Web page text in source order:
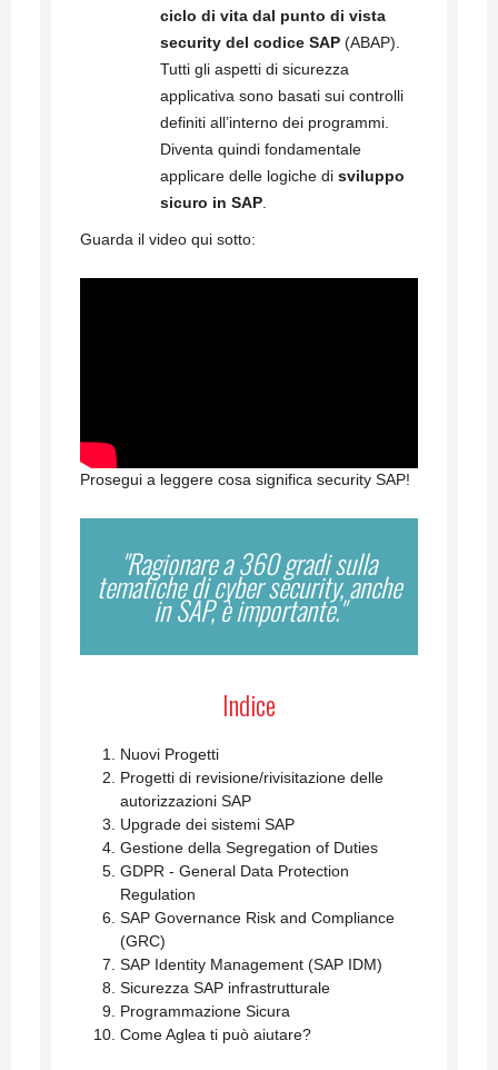
ciclo di vita dal punto di vista
security del codice SAP (ABAP).
Tutti gli aspetti di sicurezza
applicativa sono basati sui controlli
definiti all’interno dei programmi.
Diventa quindi fondamentale
applicare delle logiche di sviluppo
sicuro in SAP
Guarda il video qui sotto:
Prosegui a leggere cosa significa security SAP!
"Ragionare a 360 gradi sulla
tematiche di cyber security, anche
in SAP, è importante."
Indice
Nuovi Progetti
Progetti di revisione/rivisitazione delle
autorizzazioni SAP
Upgrade dei sistemi SAP
Gestione della Segregation of Duties
GDPR - General Data Protection
Regulation
SAP Governance Risk and Compliance
(GRC)
SAP Identity Management (SAP IDM)
Sicurezza SAP infrastrutturale
Programmazione Sicura
Come Aglea ti può aiutare?